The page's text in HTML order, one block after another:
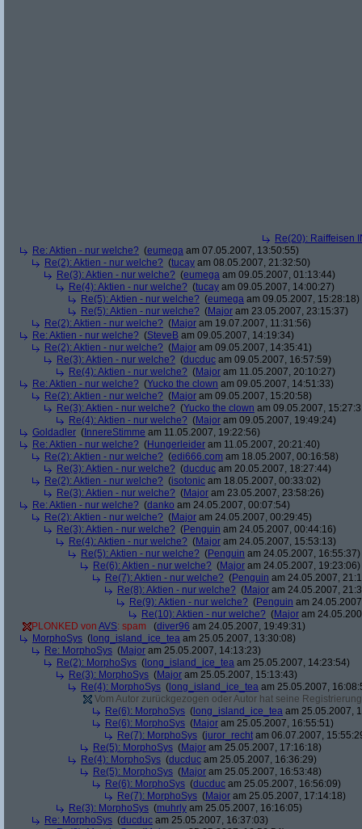
Re(20): Raiffeisen
Re: Aktien - nur welche? (eumega am 07.05.2007, 13:50:55)
Re(2): Aktien - nur welche? (tucay am 08.05.2007, 21:32:50)
Re(3): Aktien - nur welche? (eumega am 09.05.2007, 01:13:44)
Re(4): Aktien - nur welche? (tucay am 09.05.2007, 14:00:27)
Re(5): Aktien - nur welche? (eumega am 09.05.2007, 15:28:18)
Re(5): Aktien - nur welche? (Major am 23.05.2007, 23:15:37)
Re(2): Aktien - nur welche? (Major am 19.07.2007, 11:31:56)
Re: Aktien - nur welche? (SteveB am 09.05.2007, 14:19:34)
Re(2): Aktien - nur welche? (Major am 09.05.2007, 14:35:41)
Re(3): Aktien - nur welche? (ducduc am 09.05.2007, 16:57:59)
Re(4): Aktien - nur welche? (Major am 11.05.2007, 20:10:27)
Re: Aktien - nur welche? (Yucko the clown am 09.05.2007, 14:51:33)
Re(2): Aktien - nur welche? (Major am 09.05.2007, 15:20:58)
Re(3): Aktien - nur welche? (Yucko the clown am 09.05.2007,
Re(4): Aktien - nur welche? (Major am 09.05.2007, 19:49:24)
Goldadler ( InnereStimme am 11.05.2007, 19:22:56)
Re: Aktien - nur welche? (Hungerleider am 11.05.2007, 20:21:40)
Re(2): Aktien - nur welche? (edi666.com am 18.05.2007, 00:16:58)
Re(3): Aktien - nur welche? (ducduc am 20.05.2007, 18:27:44)
Re(2): Aktien - nur welche? (isotonic am 18.05.2007, 00:33:02)
Re(3): Aktien - nur welche? (Major am 23.05.2007, 23:58:26)
Re: Aktien - nur welche? (danko am 24.05.2007, 00:07:54)
Re(2): Aktien - nur welche? (Major am 24.05.2007, 00:29:45)
Re(3): Aktien - nur welche? (Penguin am 24.05.2007, 00:44:16)
Re(4): Aktien - nur welche? (Major am 24.05.2007, 15:53:13)
Re(5): Aktien - nur welche? (Penguin am 24.05.2007, 16:55:37)
Re(6): Aktien - nur welche? (Major am 24.05.2007, 19:23:06)
Re(7): Aktien - nur welche? (Penguin am 24.05.2007,
Re(8): Aktien - nur welche? (Major am 24.05.2007,
Re(9): Aktien - nur welche? (Penguin am
Re(10): Aktien - nur welche? (Major am
PLONKED von AVS: spam (diver96 am 24.05.2007, 19:49:31)
MorphoSys ( long_island_ice_tea am 25.05.2007, 13:30:08)
Re: MorphoSys (Major am 25.05.2007, 14:13:23)
Re(2): MorphoSys ( long_island_ice_tea am 25.05.2007, 14:23:54)
Re(3): MorphoSys (Major am 25.05.2007, 15:13:43)
Re(4): MorphoSys ( long_island_ice_tea am 25.05.2007,
Vom Autor zurückgezogen oder Autor hat seine
Re(6): MorphoSys ( long_island_ice_tea am 25.05.2007,
Re(6): MorphoSys (Major am 25.05.2007, 16:55:51)
Re(7): MorphoSys (juror_recht am 06.07.2007,
Re(5): MorphoSys (Major am 25.05.2007, 17:16:18)
Re(4): MorphoSys (ducduc am 25.05.2007, 16:36:29)
Re(5): MorphoSys (Major am 25.05.2007, 16:53:48)
Re(6): MorphoSys (ducduc am 25.05.2007, 16:56:09)
Re(7): MorphoSys (Major am 25.05.2007, 17:14:18)
Re(3): MorphoSys (muhrly am 25.05.2007, 16:16:05)
Re: MorphoSys (ducduc am 25.05.2007, 16:37:03)